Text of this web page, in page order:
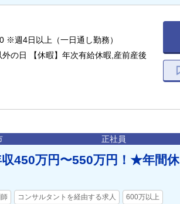
※週4日以上（一日通し勤務）
の日 【休暇】年次有給休暇,産前産後
正社員
450万円〜550万円！★年間休
コンサルタントを経由する求人 600万以上